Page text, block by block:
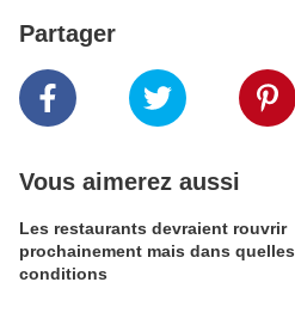
Partager
Vous aimerez aussi
Les restaurants devraient rouvrir
prochainement mais dans quelles
conditions